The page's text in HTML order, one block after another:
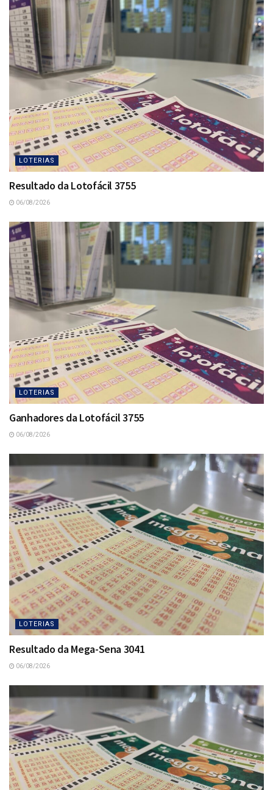
LOTERIAS
Resultado da Lotofácil 3755
06/08/2026
LOTERIAS
Ganhadores da Lotofácil 3755
06/08/2026
LOTERIAS
Resultado da Mega-Sena 3041
06/08/2026